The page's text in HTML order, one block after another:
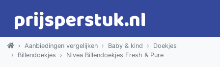
Aanbiedingen vergelijken Baby & kind
Doekjes
Billendoekjes
Nivea Billendoekjes Fresh & Pure